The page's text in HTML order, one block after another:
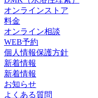
オンラインストア
料金
オンライン相談
WEB予約
個人情報保護方針
新着情報
新着情報
お知らせ
よくある質問